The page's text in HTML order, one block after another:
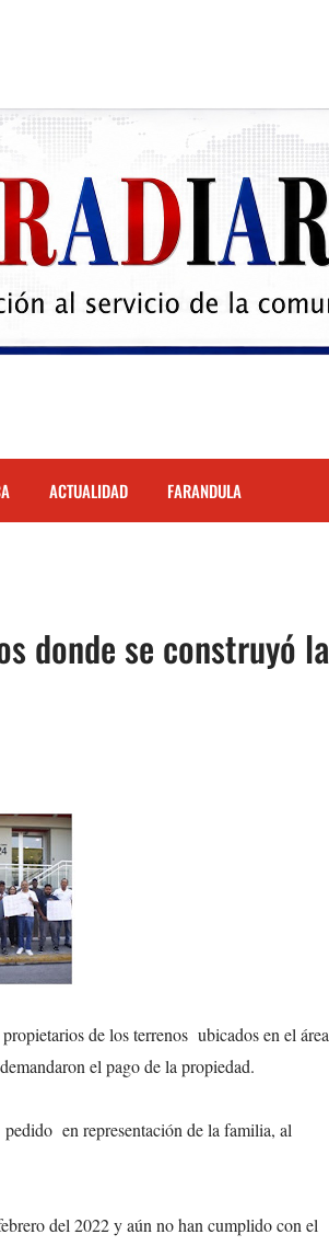
ACTUALIDAD FARANDULA
donde se construyó la
de los terrenos ubicados en el área
el pago de la propiedad.
en representación de la familia, al
del 2022 y aún no han cumplido con el